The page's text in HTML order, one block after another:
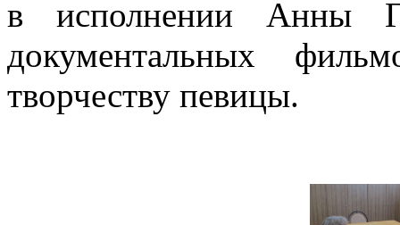
в исполнении Анны
документальных
творчеству певицы.